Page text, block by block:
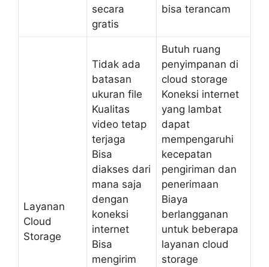
secara
gratis
bisa terancam
Layanan
Cloud
Storage
Tidak ada
batasan
ukuran file
Kualitas
video tetap
terjaga
Bisa
diakses dari
mana saja
dengan
koneksi
internet
Bisa
mengirim
Butuh ruang
penyimpanan di
cloud storage
Koneksi internet
yang lambat
dapat
mempengaruhi
kecepatan
pengiriman dan
penerimaan
Biaya
berlangganan
untuk beberapa
layanan cloud
storage